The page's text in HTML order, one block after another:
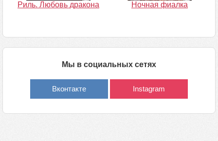
Риль. Любовь дракона Ночная фиалка
Мы в социальных сетях
Вконтакте Instagram